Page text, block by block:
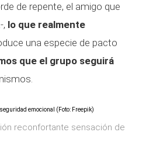
de repente, el amigo que
, lo que realmente
una especie de pacto
que el grupo seguirá
reconfortante sensación de